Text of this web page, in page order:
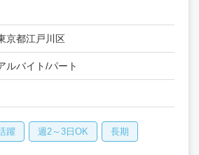
京都江戸川区
ルバイト/パート
躍 週2～3日OK 長期